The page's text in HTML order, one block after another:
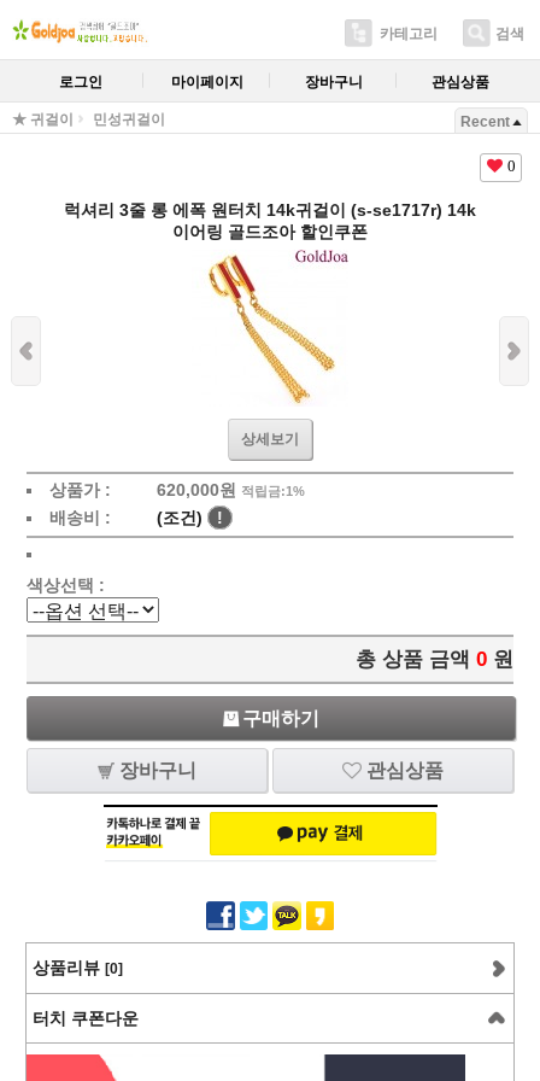
카테고리 검색
로그인 마이페이지 장바구니 관심상품
★ 귀걸이 민성귀걸이 Recent
0
럭셔리 3줄 롱 에폭 원터치 14k귀걸이 (s-se1717r) 14k
이어링 골드조아 할인쿠폰
상세보기
상품가 : 620,000원 적립금:1%
배송비 : (조건) !
색상선택 :
총 상품 금액 0 원
구매하기
장바구니 관심상품
상품리뷰 [0]
터치 쿠폰다운